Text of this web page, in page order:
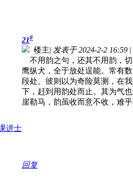
21#
楼主| 发表于 2024-2-2 16:59 |
不用韵之句，还其不用韵，
鹰纵犬，全于放处逞能。常有
段处。彼则以为奇险莫测，在
下，赶到用韵处而止。其为气
崖勒马，韵虽收而意不收，难乎
回复